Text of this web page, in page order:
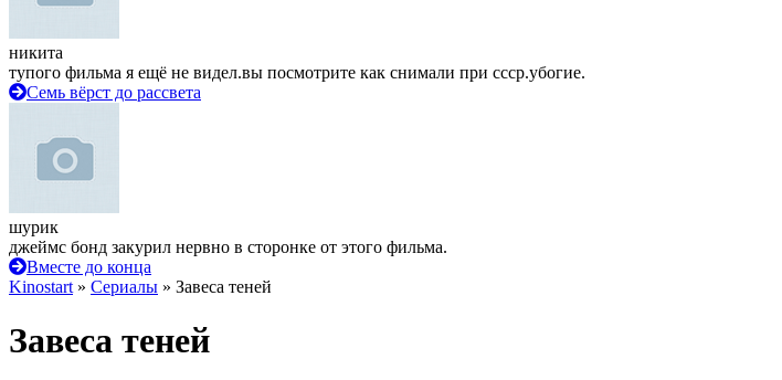
никита
тупого фильма я ещё не видел.вы посмотрите как снимали при ссср.убогие.
Семь вёрст до рассвета
шурик
джеймс бонд закурил нервно в сторонке от этого фильма.
Вместе до конца
Kinostart » Сериалы » Завеса теней
Завеса теней